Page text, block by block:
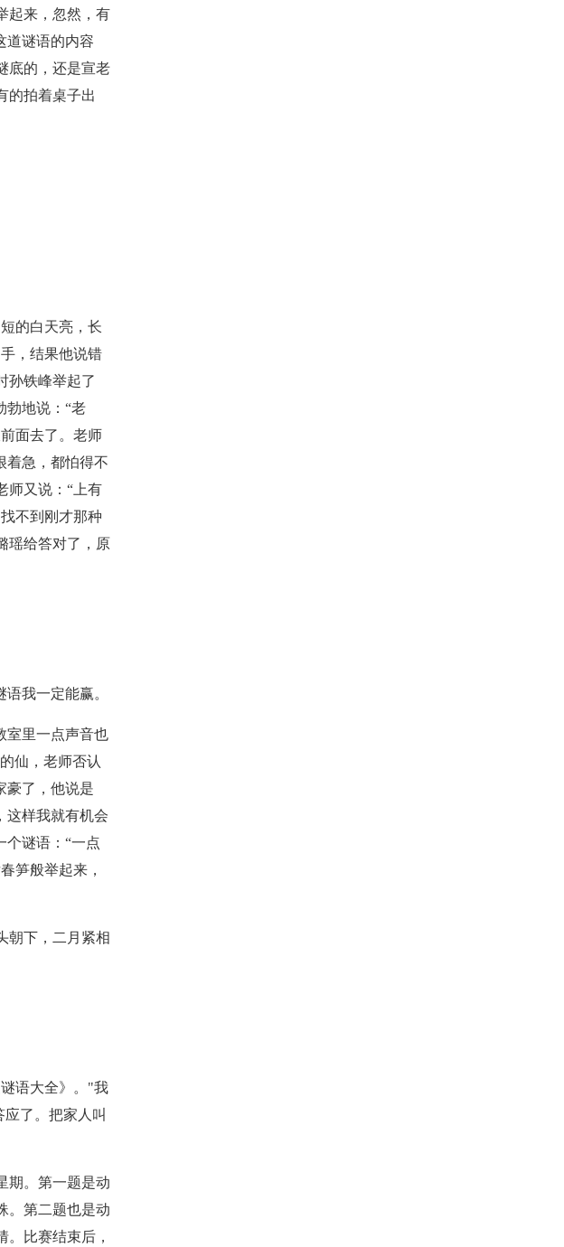
起来，忽然，有
道谜语的内容
底的，还是宣老
的拍着桌子出
的白天亮，长
，结果他说错
孙铁峰举起了
勃地说：“老
面去了。老师
着急，都怕得不
师又说：“上有
不到刚才那种
瑶给答对了，原
我一定能赢。
室里一点声音也
仙，老师否认
豪了，他说是
这样我就有机会
个谜语：“一点
笋般举起来，
朝下，二月紧相
语大全》。"我
了。把家人叫
期。第一题是动
。第二题也是动
比赛结束后，